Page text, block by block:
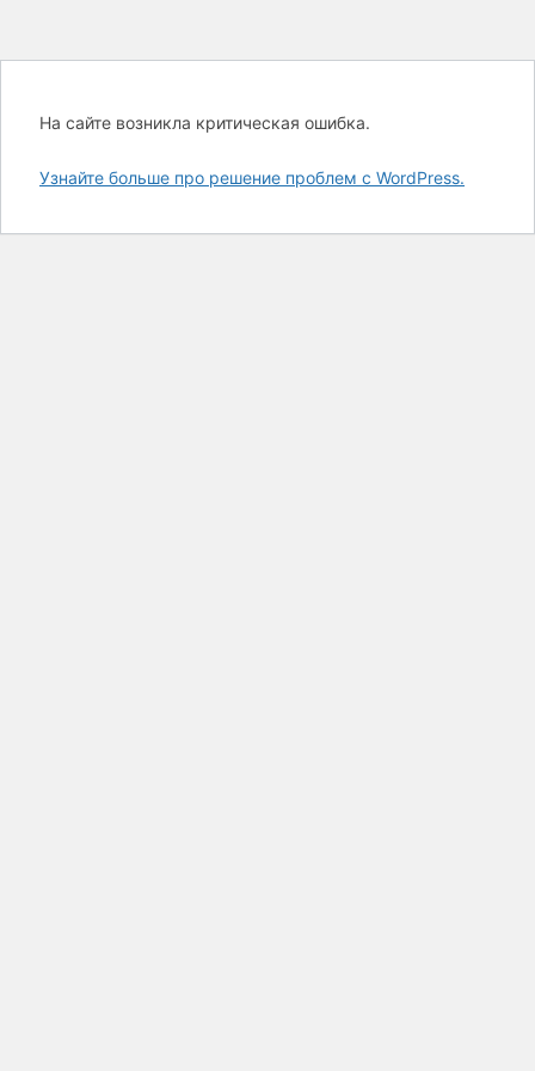
На сайте возникла критическая ошибка.
Узнайте больше про решение проблем с WordPress.